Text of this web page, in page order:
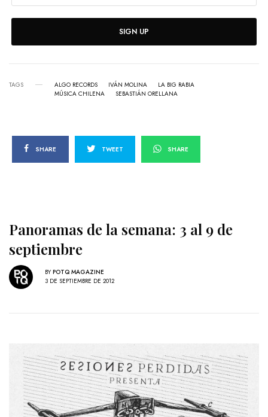
SIGN UP
TAGS ALGO RECORDS IVÁN MOLINA
LA BIG RABIA
MÚSICA CHILENA
SEBASTIÁN ORELLANA
SHARE TWEET SHARE
Panoramas de la semana: 3 al 9 de
septiembre
BY POTQ MAGAZINE
3 DE SEPTIEMBRE DE 2012